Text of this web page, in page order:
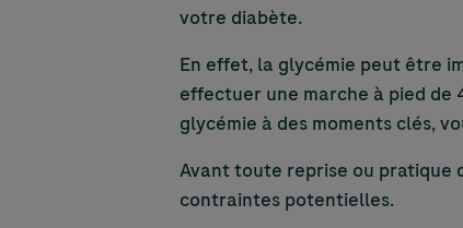
votre diabète.
En effet, la glycémie peut être
effectuer une marche à pied de
glycémie à des moments clés,
Avant toute reprise ou pratique
contraintes potentielles.